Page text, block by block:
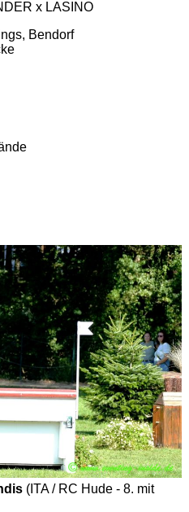
x LASINO
Bendorf
(ITA / RC Hude - 8. mit